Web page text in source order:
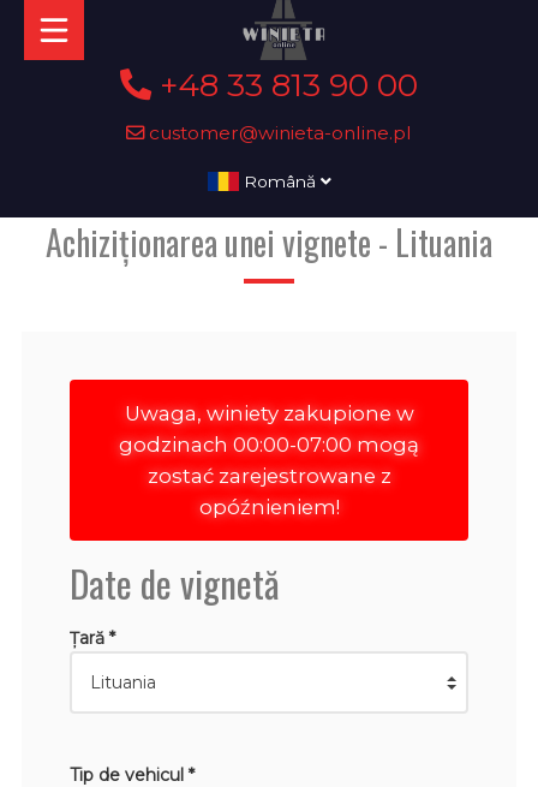
+48 33 813 90 00
customer@winieta-online.pl
Română
Achiziționarea unei vignete - Lituania
Uwaga, winiety zakupione w
godzinach 00:00-07:00 mogą
zostać zarejestrowane z
opóźnieniem!
Date de vignetă
Țară *
Tip de vehicul *